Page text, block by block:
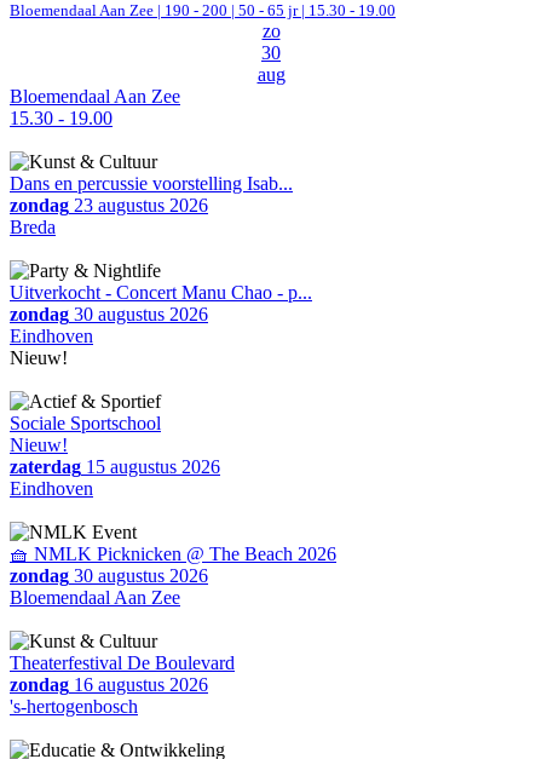
Bloemendaal Aan Zee | 190 - 200 | 50 - 65 jr | 15.30 - 19.00
zo
30
aug
Bloemendaal Aan Zee
15.30 - 19.00
Dans en percussie voorstelling Isab...
zondag 23 augustus 2026
Breda
Uitverkocht - Concert Manu Chao - p...
zondag 30 augustus 2026
Eindhoven
Nieuw!
Sociale Sportschool
Nieuw!
zaterdag 15 augustus 2026
Eindhoven
🧺 NMLK Picknicken @ The Beach 2026
zondag 30 augustus 2026
Bloemendaal Aan Zee
Theaterfestival De Boulevard
zondag 16 augustus 2026
's-hertogenbosch